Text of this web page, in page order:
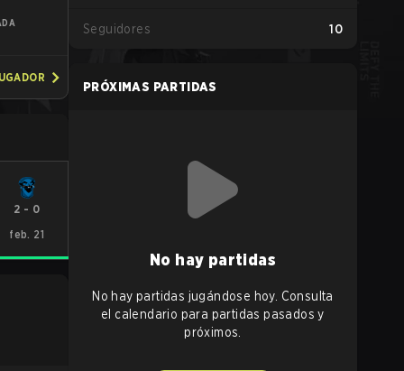
2 - 0
feb. 21
Seguidores 10
PRÓXIMAS PARTIDAS
No hay partidas
No hay partidas jugándose hoy. Consulta
el calendario para partidas pasados y
próximos.